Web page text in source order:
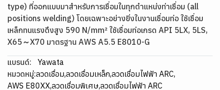
type) ที่ออกแบบมาสำหรับการเชื่อมในทุกตำแหน่งท่าเชื่อม (all
positions welding) โดยเฉพาะอย่างยิ่งในงานเชื่อมท่อ ใช้เชื่อม
เหล็กทนแรงดึงสูง 590 N/mm² ใช้เชื่อมท่อเกรด API 5LX, 5LS,
X65～X70 มาตรฐาน AWS A5.5 E8010-G
แบรนด์:
Yawata
หมวดหมู่:ลวดเชื่อม,ลวดเชื่อมเหล็ก,ลวดเชื่อมไฟฟ้า ARC,
AWS E80XX,ลวดเชื่อมพิเศษ,ลวดเชื่อมไฟฟ้า ARC